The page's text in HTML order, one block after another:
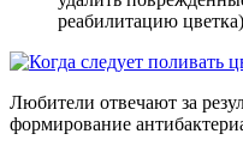
реабилитацию
Любители отвечают за
формирование